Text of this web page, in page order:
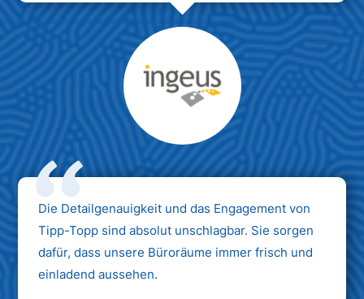
Max Mustermann
Unternehmen AG
Die Detailgenauigkeit und das Engagement von
Tipp-Topp sind absolut unschlagbar. Sie sorgen
dafür, dass unsere Büroräume immer frisch und
einladend aussehen.